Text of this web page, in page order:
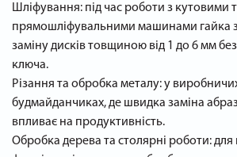
Шліфування: під час роботи з кутовими
прямошліфувальними машинами гайка
заміну дисків товщиною від 1 до 6 мм
ключа.
Різання та обробка металу: у
будмайданчиках, де швидка заміна
впливає на продуктивність.
Обробка дерева та столярні роботи: для